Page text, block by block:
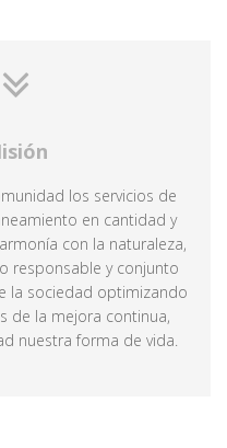
los servicios de
en cantidad y
con la naturaleza,
responsable y conjunto
la sociedad optimizando
de la mejora continua,
nuestra forma de vida.